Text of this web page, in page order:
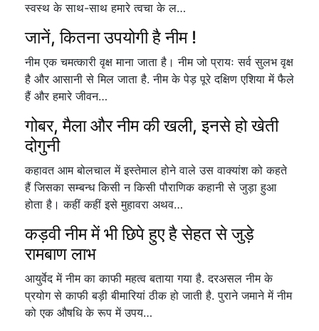
स्वस्थ के साथ-साथ हमारे त्वचा के ल…
जानें, कितना उपयोगी है नीम !
नीम एक चमत्कारी वृक्ष माना जाता है। नीम जो प्रायः सर्व सुलभ वृक्ष
है और आसानी से मिल जाता है. नीम के पेड़ पूरे दक्षिण एशिया में फैले
हैं और हमारे जीवन…
गोबर, मैला और नीम की खली, इनसे हो खेती
दोगुनी
कहावत आम बोलचाल में इस्तेमाल होने वाले उस वाक्यांश को कहते
हैं जिसका सम्बन्ध किसी न किसी पौराणिक कहानी से जुड़ा हुआ
होता है। कहीं कहीं इसे मुहावरा अथव…
कड़वी नीम में भी छिपे हुए है सेहत से जुड़े
रामबाण लाभ
आयुर्वेद में नीम का काफी महत्व बताया गया है. दरअसल नीम के
प्रयोग से काफी बड़ी बीमारियां ठीक हो जाती है. पुराने जमाने में नीम
को एक औषधि के रूप में उपय…